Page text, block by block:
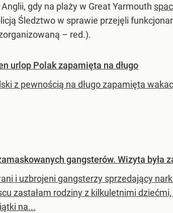
gdy na plaży w Great Yarmouth
Śledztwo w sprawie przejęli
– red.).
urlop Polak zapamięta na długo
z pewnością na długo zapamięta
gangsterów. Wizyta była
i uzbrojeni gangsterzy sprzedający
zastałam rodziny z kilkuletnimi
na...